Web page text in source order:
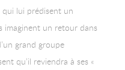
lui prédisent un
imaginent un retour dans
grand groupe
qu’il reviendra à ses «